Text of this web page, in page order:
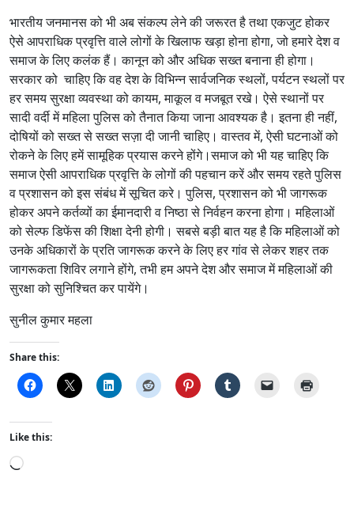
भारतीय जनमानस को भी अब संकल्प लेने की जरूरत है तथा एकजुट होकर
ऐसे आपराधिक प्रवृत्ति वाले लोगों के खिलाफ खड़ा होना होगा, जो हमारे देश व
समाज के लिए कलंक हैं। कानून को और अधिक सख्त बनाना ही होगा।
सरकार को चाहिए कि वह देश के विभिन्न सार्वजनिक स्थलों, पर्यटन स्थलों पर
हर समय सुरक्षा व्यवस्था को कायम, माकूल व मजबूत रखे। ऐसे स्थानों पर
सादी वर्दी में महिला पुलिस को तैनात किया जाना आवश्यक है। इतना ही नहीं,
दोषियों को सख्त से सख्त सज़ा दी जानी चाहिए। वास्तव में, ऐसी घटनाओं को
रोकने के लिए हमें सामूहिक प्रयास करने होंगे।समाज को भी यह चाहिए कि
समाज ऐसी आपराधिक प्रवृत्ति के लोगों की पहचान करें और समय रहते पुलिस
व प्रशासन को इस संबंध में सूचित करे। पुलिस, प्रशासन को भी जागरूक
होकर अपने कर्तव्यों का ईमानदारी व निष्ठा से निर्वहन करना होगा। महिलाओं
को सेल्फ डिफेंस की शिक्षा देनी होगी। सबसे बड़ी बात यह है कि महिलाओं को
उनके अधिकारों के प्रति जागरूक करने के लिए हर गांव से लेकर शहर तक
जागरूकता शिविर लगाने होंगे, तभी हम अपने देश और समाज में महिलाओं की
सुरक्षा को सुनिश्चित कर पायेंगे।
सुनील कुमार महला
Share this:
Like this:
L